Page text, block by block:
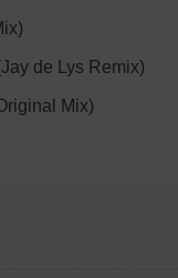
de Lys Remix)
Mix)